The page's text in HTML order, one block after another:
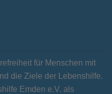
für Menschen mit
die Ziele der Lebenshilfe.
Emden e.V. als